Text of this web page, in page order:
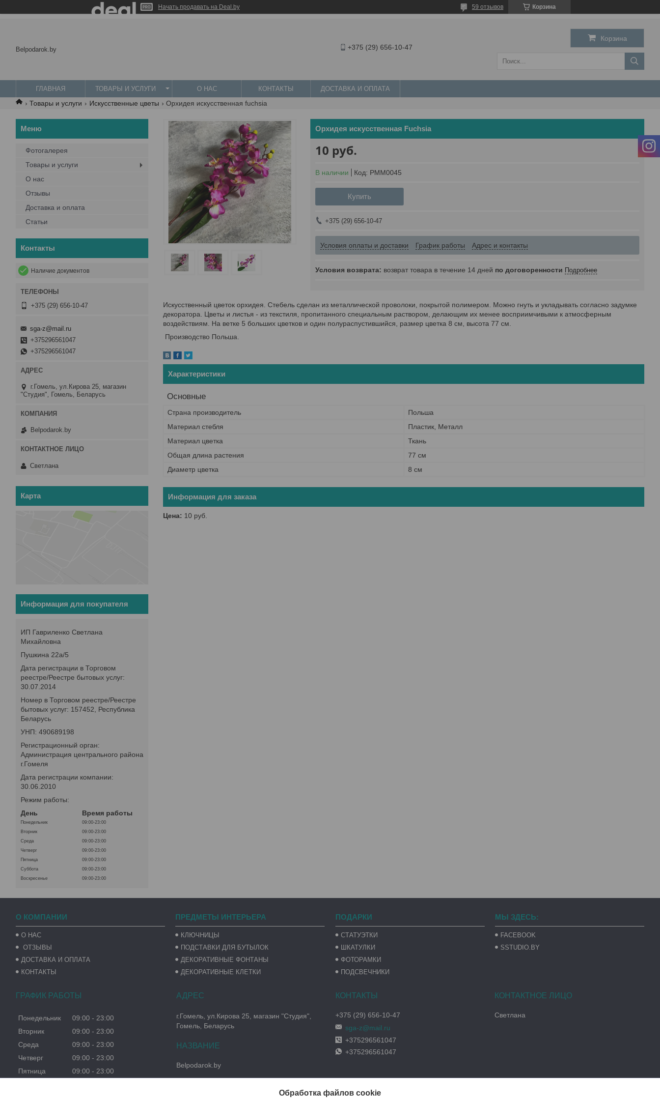
Начать продавать на Deal.by Корзина
59 отзывов
Belpodarok.by +375 (29) 656-10-47
Корзина
ГЛАВНАЯ ТОВАРЫ И УСЛУГИ О НАС КОНТАКТЫ ДОСТАВКА И ОПЛАТА
Товары и услуги Искусственные цветы Орхидея искусственная fuchsia
Орхидея искусственная Fuchsia
10 руб.
В наличии Код: PMM0045
Купить
+375 (29) 656-10-47
Условия оплаты и доставки График работы Адрес и контакты
возврат товара в течение 14 дней по договоренности Подробнее
Искусственный цветок орхидея. Стебель сделан из металлической проволоки, покрытой полимером. Можно гнуть и укладывать согласно задумке
декоратора. Цветы и листья - из текстиля, пропитанного специальным раствором, делающим их менее восприимчивыми к атмосферным
воздействиям. На ветке 5 больших цветков и один полураспустившийся, размер цветка 8 см, высота 77 см.
Производство Польша.
Характеристики
Основные
Страна производитель
Польша
Материал стебля
Пластик, Металл
Материал цветка
Ткань
Общая длина растения
77 см
Диаметр цветка
8 см
Информация для заказа
Цена: 10 руб.
Фотогалерея
Товары и услуги
О нас
Отзывы
Доставка и оплата
Статьи
Контакты
Наличие документов
+375 (29) 656-10-47
sga-z@mail.ru
+375296561047
+375296561047
г.Гомель, ул.Кирова 25, магазин
"Студия", Гомель, Беларусь
Belpodarok.by
Светлана
Карта
Информация для покупателя
ИП Гавриленко Светлана
Михайловна
Пушкина 22а/5
Дата регистрации в Торговом
реестре/Реестре бытовых услуг:
30.07.2014
Номер в Торговом реестре/Реестре
бытовых услуг: 157452, Республика
Беларусь
УНП: 490689198
Регистрационный орган:
Администрация центрального района
г.Гомеля
Дата регистрации компании:
30.06.2010
Режим работы:
День
Время работы
Понедельник
09:00-23:00
Вторник
09:00-23:00
Среда
09:00-23:00
Четверг
09:00-23:00
Пятница
09:00-23:00
Суббота
09:00-23:00
Воскресенье
09:00-23:00
О КОМПАНИИ
О НАС
ОТЗЫВЫ
ДОСТАВКА И ОПЛАТА
КОНТАКТЫ
ПРЕДМЕТЫ ИНТЕРЬЕРА
КЛЮЧНИЦЫ
ПОДСТАВКИ ДЛЯ БУТЫЛОК
ДЕКОРАТИВНЫЕ ФОНТАНЫ
ДЕКОРАТИВНЫЕ КЛЕТКИ
ПОДАРКИ
СТАТУЭТКИ
ШКАТУЛКИ
ФОТОРАМКИ
ПОДСВЕЧНИКИ
МЫ ЗДЕСЬ:
FACEBOOK
SSTUDIO.BY
ГРАФИК РАБОТЫ
Понедельник 09:00
23:00
Вторник
09:00
23:00
Среда
09:00
23:00
Четверг
09:00
23:00
Пятница
09:00
23:00
г.Гомель, ул.Кирова 25, магазин "Студия",
Гомель, Беларусь
Belpodarok.by
+375 (29) 656-10-47
sga-z@mail.ru
+375296561047
+375296561047
Светлана
Обработка файлов cookie